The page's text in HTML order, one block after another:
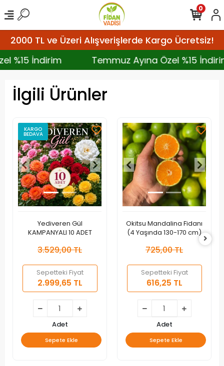
2000 TL ve Üzeri Alışverişlerde Kargo Ücretsiz!
%15 İndirim
Temmuz Ayına Özel %15
0
İlgili Ürünler
KARGO
BEDAVA
Yediveren Gül
KAMPANYALI 10 ADET
3.529,00 TL
Sepetteki Fiyat
2.999,65 TL
Adet
Sepete Ekle
Okitsu Mandalina Fidanı
(4 Yaşında 130-170 cm)
725,00 TL
Sepetteki Fiyat
616,25 TL
Adet
Sepete Ekle